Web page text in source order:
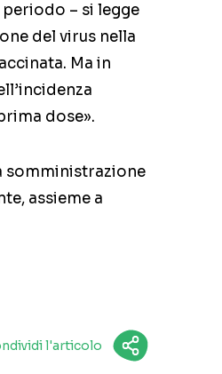
– si legge
del virus nella
Ma in
dose».
somministrazione
assieme a
l'articolo